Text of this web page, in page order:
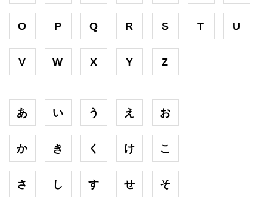
O P Q R S T U
V W X Y Z
あ い う え お
か き く け こ
さ し す せ そ